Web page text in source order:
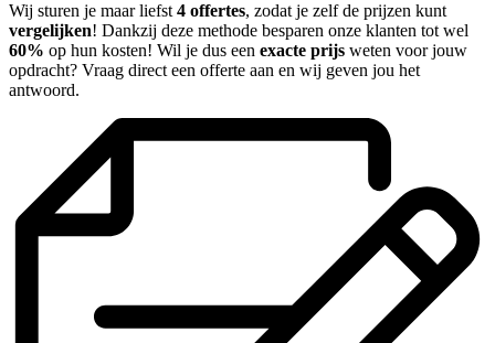
Wij sturen je maar liefst 4 offertes, zodat je zelf de prijzen kunt
vergelijken! Dankzij deze methode besparen onze klanten tot wel
60% op hun kosten! Wil je dus een exacte prijs weten voor jouw
opdracht? Vraag direct een offerte aan en wij geven jou het
antwoord.